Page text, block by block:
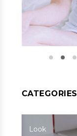
CATEGORIES
Look